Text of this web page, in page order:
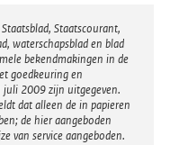
Staatscourant,
waterschapsblad en blad
bekendmakingen in de
goedkeuring en
juli 2009 zijn uitgegeven.
dat alleen de in papieren
de hier aangeboden
van service aangeboden.